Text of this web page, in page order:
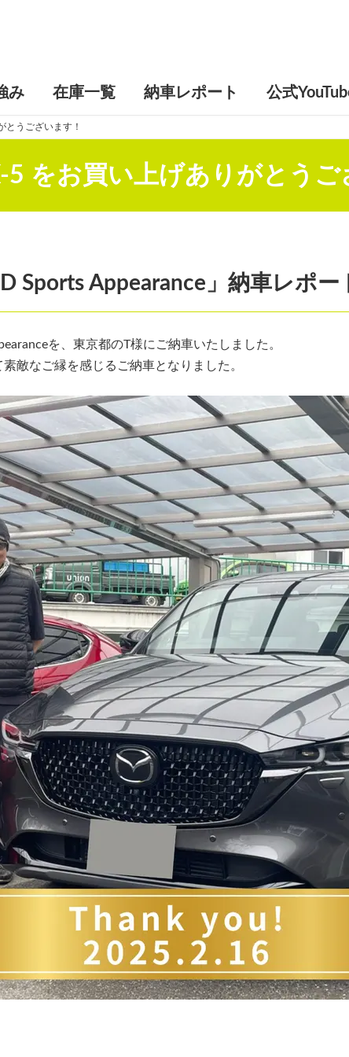
み 在庫一覧 納車レポート 公式
とうございます！
5 をお買い上げありがとうご
Sports Appearance」納車レポー
を、東京都のT様にご納車いたしました。
敵なご縁を感じるご納車となりました。